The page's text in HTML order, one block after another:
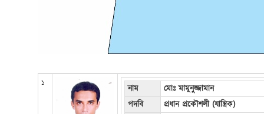
১ নাম
মোঃ মামুনুজ্জামান
পদবি
প্রধান প্রকৌশলী (যান্ত্রিক)